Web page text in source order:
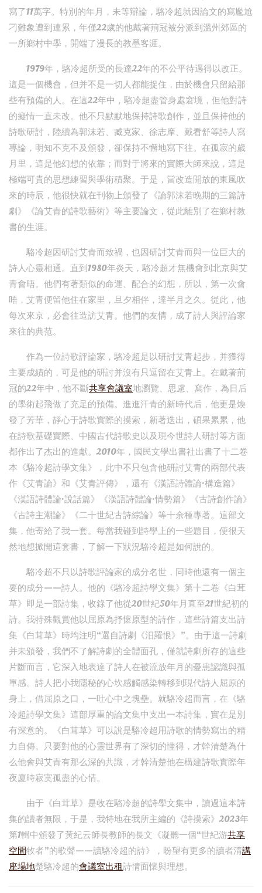
寫了11萬字。特別的年月，未等辯論，駱冷超就因論文的寫尷尬
刁難象遭到連累，年僅22歲的他戴著荊冠被分派到溫州郊區的
一所鄉村中學，開端了漫長的教墨客涯。
1979年，駱冷超所受的長達22年的不公平待遇得以改正。
這是一個機會，但并不是一切人都能捉住，由於機會只留給那
些有預備的人。在這22年中，駱冷超盡管身處窘境，但他對詩
的癡情一直未改。他不只默默地保持詩歌創作，並且保持他的
詩歌研討，陸續為郭沫若、臧克家、徐志摩、戴看舒等詩人寫
專論，明知不克不及頒發，卻保持不懈地寫下往。在孤寂的歲
月里，這是他幻想的依靠；而對于將來的實際大師來說，這是
極端可貴的思想練習與學術積聚。于是，當改造開放的東風吹
來的時辰，他很快就在刊物上頒發了《論郭沫若晚期的三篇詩
劇》《論艾青的詩歌藝術》等主要論文，從此離別了在鄉村教
書的生涯。
駱冷超因研討艾青而致禍，也因研討艾青而與一位巨大的
詩人心靈相通。直到1980年炎天，駱冷超才無機會到北京與艾
青會晤。他們有著類似的命運、配合的幻想，所以，第一次會
晤，艾青便留他住在家里，旦夕相伴，達半月之久。從此，他
每次來京，必會往造訪艾青。他們的友情，成了詩人與評論家
來往的典范。
作為一位詩歌評論家，駱冷超是以研討艾青起步，并獲得
主要成績的，可是他的研討并沒有只逗留在艾青上。在戴著荊
冠的22年中，他不斷共享會議室地瀏覽、思慮、寫作，為日后
的學術起飛做了充足的預備。進進汗青的新時代后，他更是煥
發了芳華，靜心于詩歌實際的摸索，新著迭出，碩果累累，他
在詩歌基礎實際、中國古代詩歌史以及現今世詩人研討等方面
都作出了杰出的進獻。2010年，國民文學出書社出書了十二卷
本《駱冷超詩學文集》，此中不只包含他研討艾青的兩部代表
作《艾青論》和《艾青評傳》，還有《漢語詩體論·構造篇》
《漢語詩體論·說話篇》《漢語詩體論·情勢篇》《古詩創作論》
《古詩主潮論》《二十世紀古詩綜論》等十余種專著。這部文
集，他寄給了我一套。每當我碰到詩學上的一些題目，便很天
然地想掀開這套書，了解一下狀況駱冷超是如何說的。
駱冷超不只以詩歌評論家的成分名世，同時他還有一個主
要的成分——詩人。他的《駱冷超詩學文集》第十二卷《白茸
草》即是一部詩集，收錄了他從20世紀50年月直至21世紀初的
詩。我特殊觀賞他以屈原為抒懷原型的詩作，這些詩篇支出詩
集《白茸草》時均注明“選自詩劇《汨羅恨》”。由于這一詩劇
并未頒發，我們不了解詩劇的全體面孔，僅就詩劇所存的這些
片斷而言，它深入地表達了詩人在被流放年月的憂患認識與孤
單感。詩人把小我隱秘的心坎感觸感染轉移到現代詩人屈原的
身上，借屈原之口，一吐心中之塊壘。就駱冷超而言，在《駱
冷超詩學文集》這部厚重的論文集中支出一本詩集，實在是別
有深意的。《白茸草》可以說是駱冷超用詩歌的情勢寫出的精
力自傳。只要對他的心靈世界有了深切的懂得，才幹清楚為什
么他會與艾青有那么深的共識，才幹清楚他在構建詩歌實際年
夜廈時寂寞孤盡的心情。
由于《白茸草》是收在駱冷超的詩學文集中，讀過這本詩
集的讀者無限，于是，我特地在我所主編的《詩摸索》2023年
第1輯中頒發了黃紀云師長教師的長文《凝聽一個“世紀游共享
空間牧者”的歌聲——讀駱冷超的詩》，盼望有更多的讀者清講
座場地楚駱冷超的會議室出租詩情面懷與理想。